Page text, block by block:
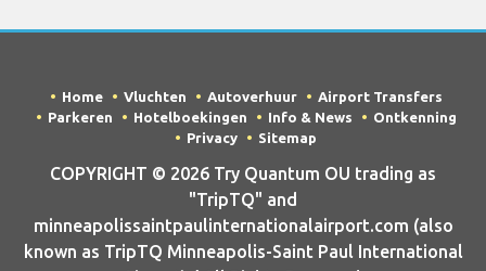
Home Vluchten Autoverhuur
Airport Transfers
Parkeren
Hotelboekingen Info & News
Ontkenning
Privacy
Sitemap
COPYRIGHT © 2026 Try Quantum OU trading as
"TripTQ" and
minneapolissaintpaulinternationalairport.com (also
known as TripTQ Minneapolis-Saint Paul International